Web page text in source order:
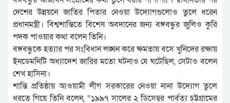
দেশের উন্নয়নে জাতির পিতার নেওয়া উদ্যোগগুলোও তুলে ধরেন
প্রধানমন্ত্রী। বিশ্বশান্তিতে বিশেষ অবদানের জন্য বঙ্গবন্ধুর জুলিও কুরি
পদক পাওয়ার কথা বলেন তিনি।
বঙ্গবন্ধুকে হত্যার পর সংবিধান লঙ্ঘন করে ক্ষমতায় বসে খুনিদের রক্ষায়
ইনডেমনিটি অধ্যাদেশ জারির মতো ঘটনাও যে ঘটেছিল, সেটাও বলেন
শেখ হাসিনা।
শান্তি প্রতিষ্ঠায় আওয়ামী লীগ সরকারের নেওয়া নানা উদ্যোগ তুলে
ধরতে গিয়ে তিনি বলেন, “১৯৯৭ সালের ২ ডিসেম্বর পার্বত্য চট্টগ্রামের